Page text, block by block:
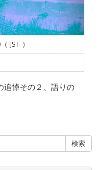
JST ）
追悼その２、語りの
検索